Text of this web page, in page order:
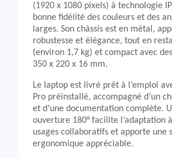
(1920 x 1080 pixels) à technologie
bonne fidélité des couleurs et des
larges. Son châssis est en métal,
robustesse et élégance, tout en
(environ 1,7 kg) et compact avec
350 x 220 x 16 mm.
Le laptop est livré prêt à l’emploi
Pro préinstallé, accompagné d’un
et d’une documentation complète.
ouverture 180° facilite l’adaptation
usages collaboratifs et apporte une
ergonomique appréciable.